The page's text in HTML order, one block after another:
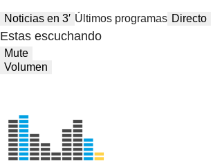
Noticias en 3′ Últimos programas Directo
Estas escuchando
Mute
Volumen